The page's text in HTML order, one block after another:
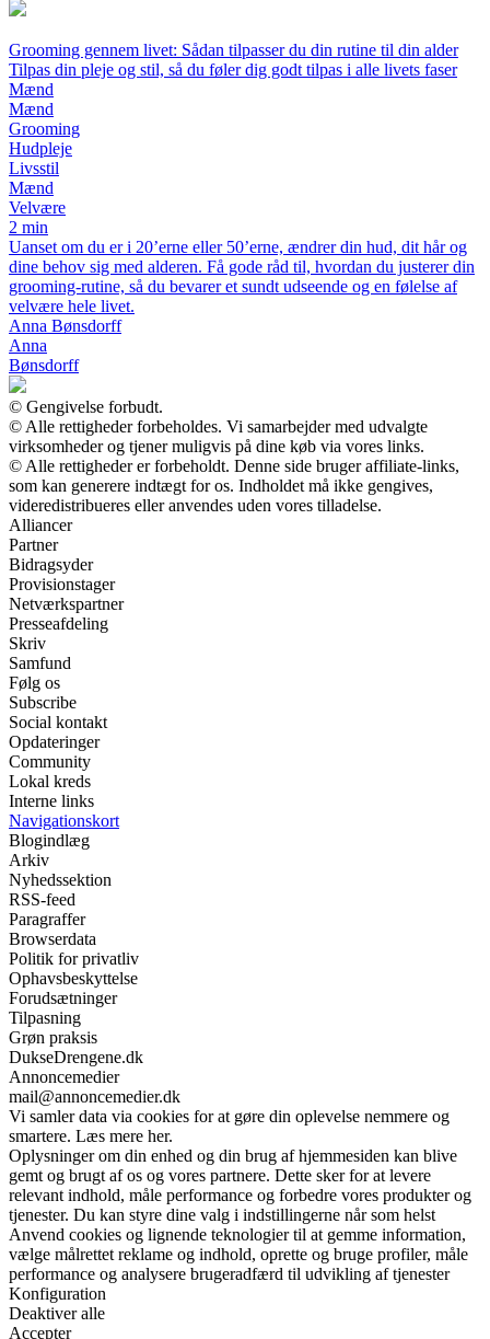
Grooming gennem livet: Sådan tilpasser du din rutine til din alder
Tilpas din pleje og stil, så du føler dig godt tilpas i alle livets faser
Mænd
Mænd
Grooming
Hudpleje
Livsstil
Mænd
Velvære
2 min
Uanset om du er i 20’erne eller 50’erne, ændrer din hud, dit hår og
dine behov sig med alderen. Få gode råd til, hvordan du justerer din
grooming-rutine, så du bevarer et sundt udseende og en følelse af
velvære hele livet.
Anna Bønsdorff
Anna
Bønsdorff
© Gengivelse forbudt.
© Alle rettigheder forbeholdes. Vi samarbejder med udvalgte
virksomheder og tjener muligvis på dine køb via vores links.
© Alle rettigheder er forbeholdt. Denne side bruger affiliate-links,
som kan generere indtægt for os. Indholdet må ikke gengives,
videredistribueres eller anvendes uden vores tilladelse.
Alliancer
Partner
Bidragsyder
Provisionstager
Netværkspartner
Presseafdeling
Skriv
Samfund
Følg os
Subscribe
Social kontakt
Opdateringer
Community
Lokal kreds
Interne links
Navigationskort
Blogindlæg
Arkiv
Nyhedssektion
RSS-feed
Paragraffer
Browserdata
Politik for privatliv
Ophavsbeskyttelse
Forudsætninger
Tilpasning
Grøn praksis
DukseDrengene.dk
Annoncemedier
mail@annoncemedier.dk
Vi samler data via cookies for at gøre din oplevelse nemmere og
smartere. Læs mere her.
Oplysninger om din enhed og din brug af hjemmesiden kan blive
gemt og brugt af os og vores partnere. Dette sker for at levere
relevant indhold, måle performance og forbedre vores produkter og
tjenester. Du kan styre dine valg i indstillingerne når som helst
Anvend cookies og lignende teknologier til at gemme information,
vælge målrettet reklame og indhold, oprette og bruge profiler, måle
performance og analysere brugeradfærd til udvikling af tjenester
Konfiguration
Deaktiver alle
Accepter